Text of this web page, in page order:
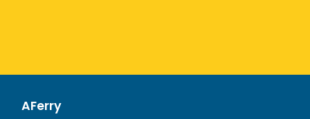
AFerry